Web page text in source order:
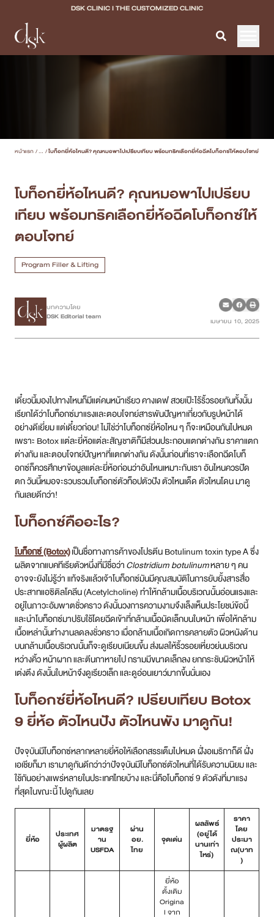
DSK CLINIC I THE CUSTOMIZED CLINIC
Program Filler & Lifting
Program Acne Scar
Program Skin Quality
Program Body Confidence
แพทย์ของเรา
เคสรีวิว
Case Review
บทความ
โปรโมชั่น
รายชื่อสาขา
สาขา Siam Paragon
สาขา Stadium One
สาขา Asoke
สาขา MRT สุทธิสาร
สาขา เซ็นทรัลปิ่นเกล้า
สาขา บางนา
สาขา CDC
ไทย
หน้าแรก /... /โบท็อกยี่ห้อไหนดี? คุณหมอพาไปเปรียบเทียบ พร้อมทริคเลือกยี่ห้อฉีดโบท็อกซ์ให้ตอบโจทย์
โบท็อกยี่ห้อไหนดี? คุณหมอพาไปเปรียบ
เทียบ พร้อมทริคเลือกยี่ห้อฉีดโบท็อกซ์ให้
ตอบโจทย์
Program Filler & Lifting
บทความโดย
DSK Editorial team
เมษายน 10, 2025
เดี๋ยวนี้มองไปทางไหนก็มีแต่คนหน้าเรียว คางเดฟ สวยเป๊ะไร้ริ้วรอยกันทั้งนั้น
เรียกได้ว่าโบท็อกซ์มาแรงและตอบโจทย์สารพันปัญหาเกี่ยวกับรูปหน้าได้
อย่างดีเยี่ยม แต่เดี๋ยวก่อน! ไม่ใช่ว่าโบท็อกซ์ยี่ห้อไหน ๆ ก็จะเหมือนกันไปหมด
เพราะ Botox แต่ละยี่ห้อแต่ละสัญชาติก็มีส่วนประกอบแตกต่างกัน ราคาแตก
ต่างกัน และตอบโจทย์ปัญหาที่แตกต่างกัน ดังนั้นก่อนที่เราจะเลือกฉีดโบท็
อกซ์ก็ควรศึกษาข้อมูลแต่ละยี่ห้อก่อนว่าอันไหนเหมาะกับเรา อันไหนควรปัด
ตก วันนี้หมอจะรวบรวมโบท็อกซ์ตัวท็อปตัวปัง ตัวไหนเด็ด ตัวไหนโดน มาดู
กันเลยดีกว่า!
โบท็อกซ์คืออะไร?
โบท็อกซ์ (Botox)เป็นชื่อทางการค้าของโปรตีน Botulinum toxin type A ซึ่ง
ผลิตจากแบคทีเรียตัวหนึ่งที่มีชื่อว่าClostridium botulinumหลาย ๆ คน
อาจจะยังไม่รู้ว่า แท้จริงแล้วเจ้าโบท็อกซ์มันมีคุณสมบัติในการยับยั้งสารสื่อ
ประสาทแอซิติลโคลีน (Acetylcholine) ทำให้กล้ามเนื้อบริเวณนั้นอ่อนแรงและ
อยู่ในภาวะอัมพาตชั่วคราว ดังนั้นวงการความงามจึงเล็งเห็นประโยชน์ข้อนี้
และนำโบท็อกซ์มาปรับใช้โดยฉีดเข้าที่กล้ามเนื้อมัดเล็กบนใบหน้า เพื่อให้กล้าม
เนื้อเหล่านั้นทำงานลดลงชั่วคราว เมื่อกล้ามเนื้อเกิดการคลายตัว ผิวหนังด้าน
บนกล้ามเนื้อบริเวณนั้นก็จะดูเรียบเนียนขึ้น ส่งผลให้ริ้วรอยเหี่ยวย่นบริเวณ
หว่างคิ้ว หน้าผาก และตีนกาหายไป กรามมีขนาดเล็กลง ยกกระชับผิวหน้าให้
เต่งตึง ดังนั้นใบหน้าจึงดูเรียวเล็ก และดูอ่อนเยาว์มากขึ้นนั่นเอง
โบท็อกซ์ยี่ห้อไหนดี? เปรียบเทียบ Botox
9 ยี่ห้อ ตัวไหนปัง ตัวไหนพัง มาดูกัน!
ปัจจุบันมีโบท็อกซ์หลากหลายยี่ห้อให้เลือกสรรเต็มไปหมด ฝั่งอเมริกาก็ดี ฝั่ง
เอเชียก็มา เรามาดูกันดีกว่าว่าปัจจุบันมีโบท็อกซ์ตัวไหนที่ได้รับความนิยม และ
ใช้กันอย่างแพร่หลายในประเทศไทยบ้าง และนี่คือโบท็อกซ์ 9 ตัวดังที่มาแรง
ที่สุดในขณะนี้ ไปดูกันเลย
ยี่ห้อ
ประเทศ
ผู้ผลิต
มาตรฐ
าน
USFDA
ผ่าน
อย.
ไทย
จุดเด่น
ผลลัพธ์
(อยู่ได้
นานเท่า
ไหร่)
ราคา
โดย
ประมา
ณ(บาท
)
ยี่ห้อ
ดั้งเดิม
Origina
l จาก